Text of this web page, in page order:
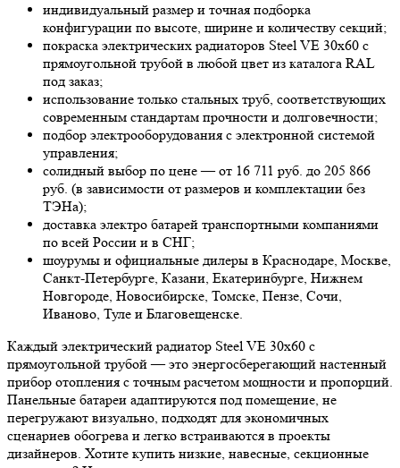
индивидуальный размер и точная подборка
конфигурации по высоте, ширине и количеству секций;
покраска электрических радиаторов Steel VE 30х60 с
прямоугольной трубой в любой цвет из каталога RAL
под заказ;
использование только стальных труб, соответствующих
современным стандартам прочности и долговечности;
подбор электрооборудования с электронной системой
управления;
солидный выбор по цене — от 16 711 руб. до 205 866
руб. (в зависимости от размеров и комплектации без
ТЭНа);
доставка электро батарей транспортными компаниями
по всей России и в СНГ;
шоурумы и официальные дилеры в Краснодаре, Москве,
Санкт-Петербурге, Казани, Екатеринбурге, Нижнем
Новгороде, Новосибирске, Томске, Пензе, Сочи,
Иваново, Туле и Благовещенске.
Каждый электрический радиатор Steel VE 30х60 с
прямоугольной трубой — это энергосберегающий настенный
прибор отопления с точным расчетом мощности и пропорций.
Панельные батареи адаптируются под помещение, не
перегружают визуально, подходят для экономичных
сценариев обогрева и легко встраиваются в проекты
дизайнеров. Хотите купить низкие, навесные, секционные